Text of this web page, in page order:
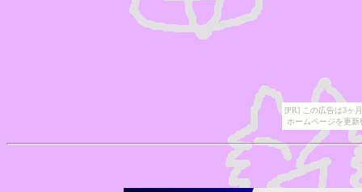
[PR] この広告は3ヶ
ホームページを更